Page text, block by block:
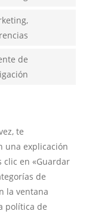
de
te
una explicación
clic en «Guardar
de
la ventana
política de